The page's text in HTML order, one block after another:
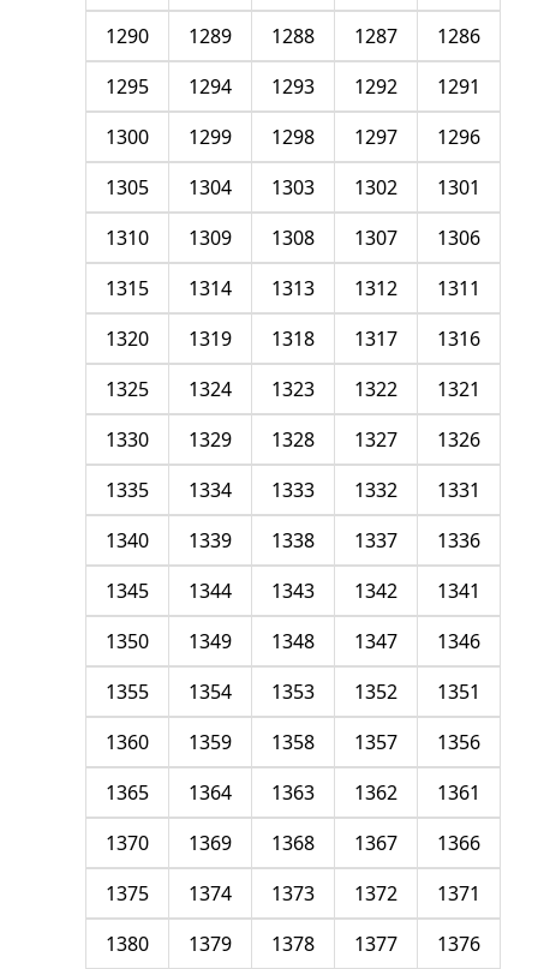
1286
1287
1288
1289
1290
1291
1292
1293
1294
1295
1296
1297
1298
1299
1300
1301
1302
1303
1304
1305
1306
1307
1308
1309
1310
1311
1312
1313
1314
1315
1316
1317
1318
1319
1320
1321
1322
1323
1324
1325
1326
1327
1328
1329
1330
1331
1332
1333
1334
1335
1336
1337
1338
1339
1340
1341
1342
1343
1344
1345
1346
1347
1348
1349
1350
1351
1352
1353
1354
1355
1356
1357
1358
1359
1360
1361
1362
1363
1364
1365
1366
1367
1368
1369
1370
1371
1372
1373
1374
1375
1376
1377
1378
1379
1380